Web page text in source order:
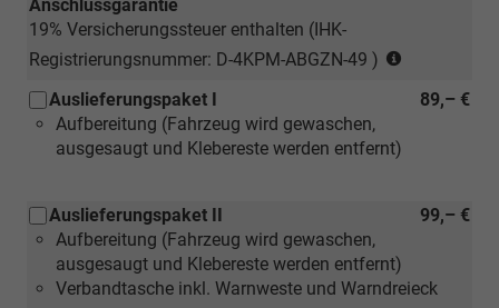
Anschlussgarantie
19% Versicherungssteuer enthalten (IHK-
Registrierungsnummer: D-4KPM-ABGZN-49 )
Neuwagen)
89,– €
Auslieferungspaket I
Aufbereitung (Fahrzeug wird gewaschen,
ausgesaugt und Klebereste werden entfernt)
99,– €
Auslieferungspaket II
Aufbereitung (Fahrzeug wird gewaschen,
ausgesaugt und Klebereste werden entfernt)
Verbandtasche inkl. Warnweste und Warndreieck